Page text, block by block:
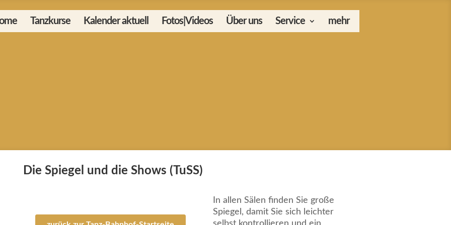
Tanzkurse Kalender aktuell Fotos|Videos Über uns Service mehr
Die Spiegel und die Shows (TuSS)
In allen Sälen finden Sie große
Spiegel, damit Sie sich leichter